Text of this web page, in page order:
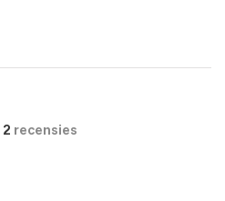
2 recensies